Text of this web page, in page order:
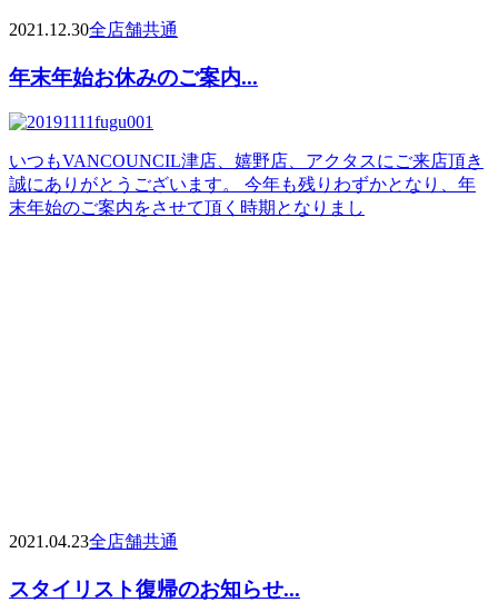
2021.12.30全店舗共通
年末年始お休みのご案内...
いつもVANCOUNCIL津店、嬉野店、アクタスにご来店頂き
誠にありがとうございます。 今年も残りわずかとなり、年
末年始のご案内をさせて頂く時期となりまし
2021.04.23全店舗共通
スタイリスト復帰のお知らせ...